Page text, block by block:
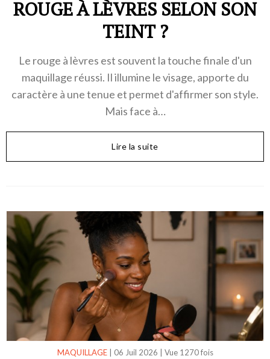
ROUGE À LÈVRES SELON SON
TEINT ?
Le rouge à lèvres est souvent la touche finale d'un
maquillage réussi. Il illumine le visage, apporte du
caractère à une tenue et permet d'affirmer son style.
Mais face à…
Lire la suite
MAQUILLAGE| 06 Juil 2026 Vue 1270 fois